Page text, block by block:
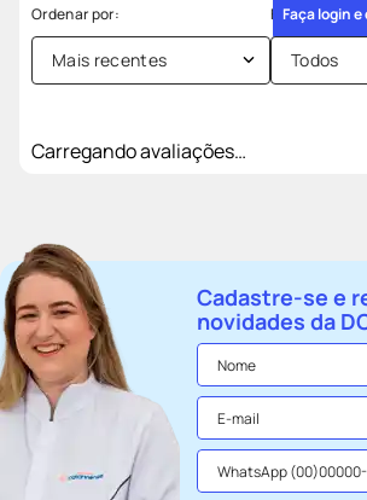
Faça login
Mais recentes Todos
Carregando avaliações…
Cadastre-se e
novidades da